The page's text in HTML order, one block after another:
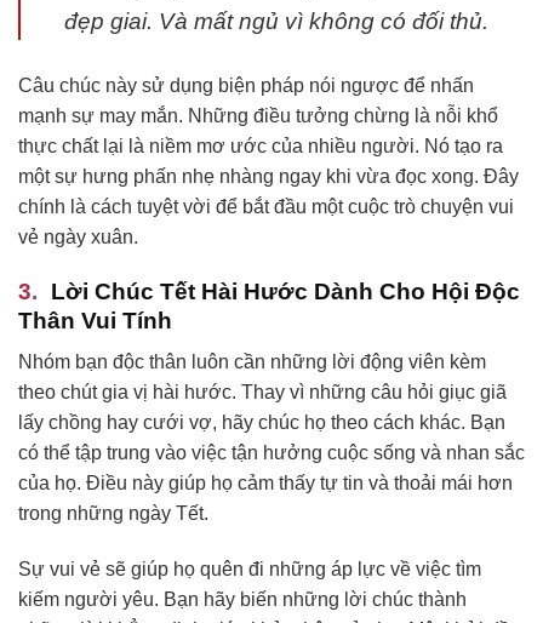
đẹp giai. Và mất ngủ vì không có đối thủ.
Câu chúc này sử dụng biện pháp nói ngược để nhấn
mạnh sự may mắn. Những điều tưởng chừng là nỗi khổ
thực chất lại là niềm mơ ước của nhiều người. Nó tạo ra
một sự hưng phấn nhẹ nhàng ngay khi vừa đọc xong. Đây
chính là cách tuyệt vời để bắt đầu một cuộc trò chuyện vui
vẻ ngày xuân.
Lời Chúc Tết Hài Hước Dành Cho Hội Độc
Thân Vui Tính
Nhóm bạn độc thân luôn cần những lời động viên kèm
theo chút gia vị hài hước. Thay vì những câu hỏi giục giã
lấy chồng hay cưới vợ, hãy chúc họ theo cách khác. Bạn
có thể tập trung vào việc tận hưởng cuộc sống và nhan sắc
của họ. Điều này giúp họ cảm thấy tự tin và thoải mái hơn
trong những ngày Tết.
Sự vui vẻ sẽ giúp họ quên đi những áp lực về việc tìm
kiếm người yêu. Bạn hãy biến những lời chúc thành